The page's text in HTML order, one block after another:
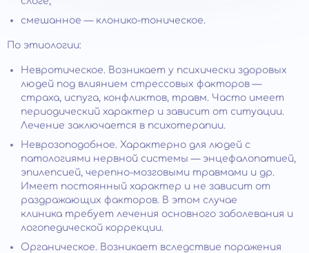
смешанное — клонико-тоническое.
По этиологии:
Невротическое. Возникает у психически здоровых
людей под влиянием стрессовых факторов —
страха, испуга, конфликтов, травм. Часто имеет
периодический характер и зависит от ситуации.
Лечение заключается в психотерапии.
Неврозоподобное. Характерно для людей с
патологиями нервной системы — энцефалопатией,
эпилепсией, черепно-мозговыми травмами и др.
Имеет постоянный характер и не зависит от
раздражающих факторов. В этом случае
клиника требует лечения основного заболевания и
логопедической коррекции.
Органическое. Возникает вследствие поражения